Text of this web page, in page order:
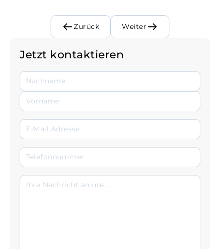
Zurück Weiter
Jetzt kontaktieren